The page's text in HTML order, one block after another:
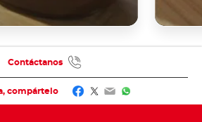
compártelo Facebook
Twitter
EmailWhatsApp
Contáctanos